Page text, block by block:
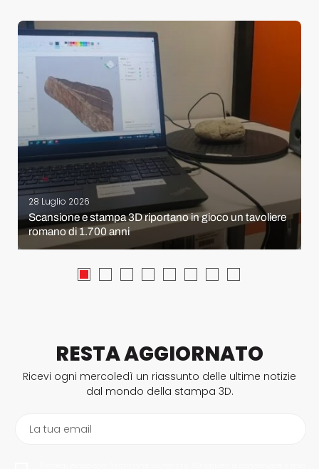
28 Luglio 2026
Scansione e stampa 3D riportano in gioco un tavoliere
romano di 1.700 anni
RESTA AGGIORNATO
Ricevi ogni mercoledì un riassunto delle ultime notizie
dal mondo della stampa 3D.
La tua email